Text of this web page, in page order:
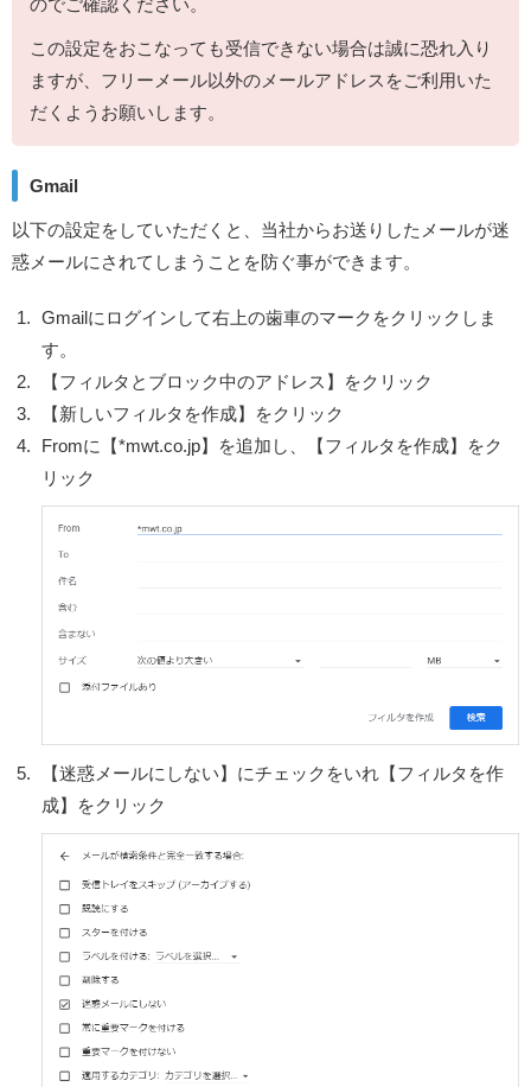
のでご確認ください。
この設定をおこなっても受信できない場合は誠に恐れ入り
ますが、フリーメール以外のメールアドレスをご利用いた
だくようお願いします。
Gmail
以下の設定をしていただくと、当社からお送りしたメールが迷
惑メールにされてしまうことを防ぐ事ができます。
Gmailにログインして右上の歯車のマークをクリックしま
す。
【フィルタとブロック中のアドレス】をクリック
【新しいフィルタを作成】をクリック
Fromに【*mwt.co.jp】を追加し、【フィルタを作成】をク
リック
【迷惑メールにしない】にチェックをいれ【フィルタを作
成】をクリック